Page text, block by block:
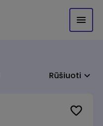
Rūšiuoti